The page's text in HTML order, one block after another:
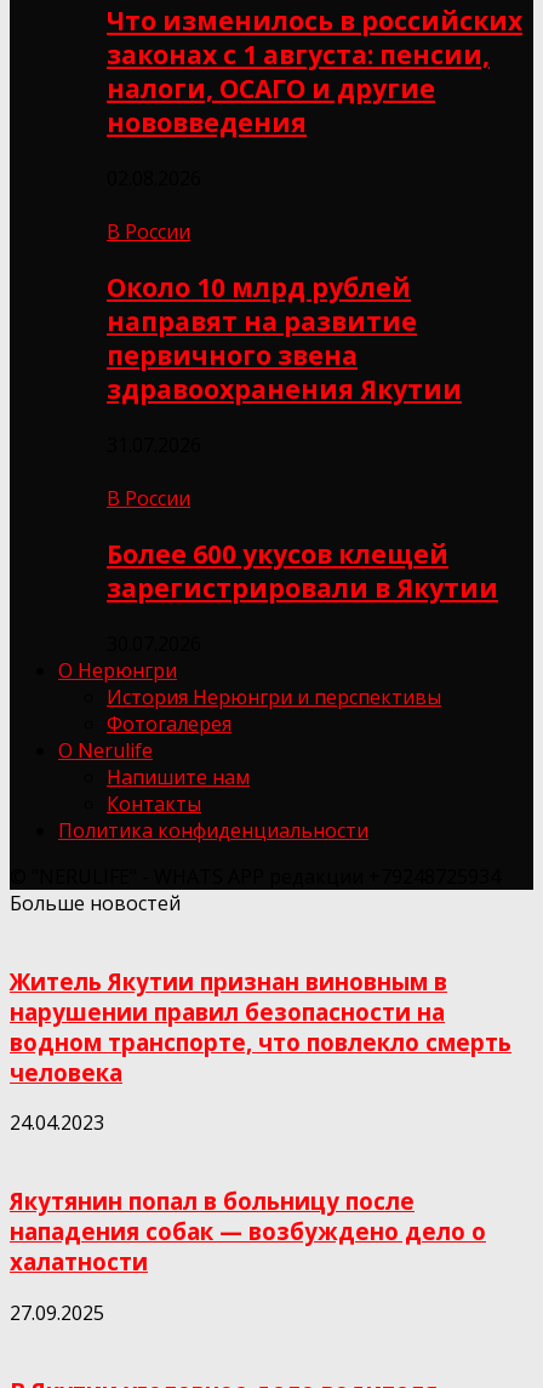
Что изменилось в российских
законах с 1 августа: пенсии,
налоги, ОСАГО и другие
нововведения
В России
Около 10 млрд рублей
направят на развитие
первичного звена
здравоохранения Якутии
В России
Более 600 укусов клещей
зарегистрировали в Якутии
О Нерюнгри
История Нерюнгри и перспективы
Фотогалерея
О Nerulife
Напишите нам
Контакты
Политика конфиденциальности
Больше новостей
Житель Якутии признан виновным в
нарушении правил безопасности на
водном транспорте, что повлекло смерть
человека
24.04.2023
Якутянин попал в больницу после
нападения собак — возбуждено дело о
халатности
27.09.2025